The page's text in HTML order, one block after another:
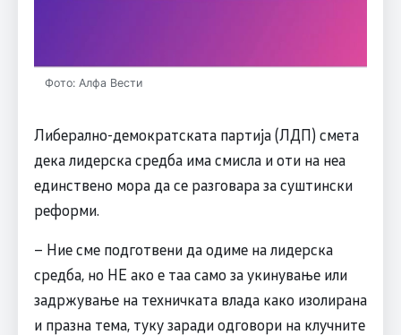
Фото: Алфа Вести
Либерално-демократската партија (ЛДП) смета
дека лидерска средба има смисла и оти на неа
единствено мора да се разговара за суштински
реформи.
– Ние сме подготвени да одиме на лидерска
средба, но НЕ ако е таа само за укинување или
задржување на техничката влада како изолирана
и празна тема, туку заради одговори на клучните